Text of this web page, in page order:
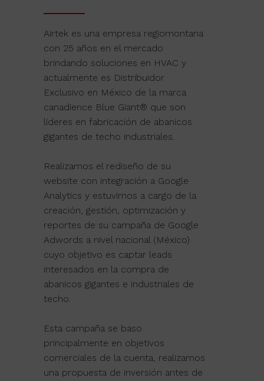
Airtek es una empresa regiomontana
con 25 años en el mercado
brindando soluciones en HVAC y
actualmente es Distribuidor
Exclusivo en México de la marca
canadience Blue Giant® que son
líderes en fabricación de abanicos
gigantes de techo industriales.
Realizamos el rediseño de su
website con integración a Google
Analytics y estuvimos a cargo de la
creación, gestión, optimización y
reportes de su campaña de Google
Adwords a nivel nacional (México)
cuyo objetivo es captar leads
interesados en la compra de
abanicos gigantes e industriales de
techo.
Esta campaña se baso
principalmente en objetivos
comerciales de la cuenta, realizamos
una propuesta de inversión antes de